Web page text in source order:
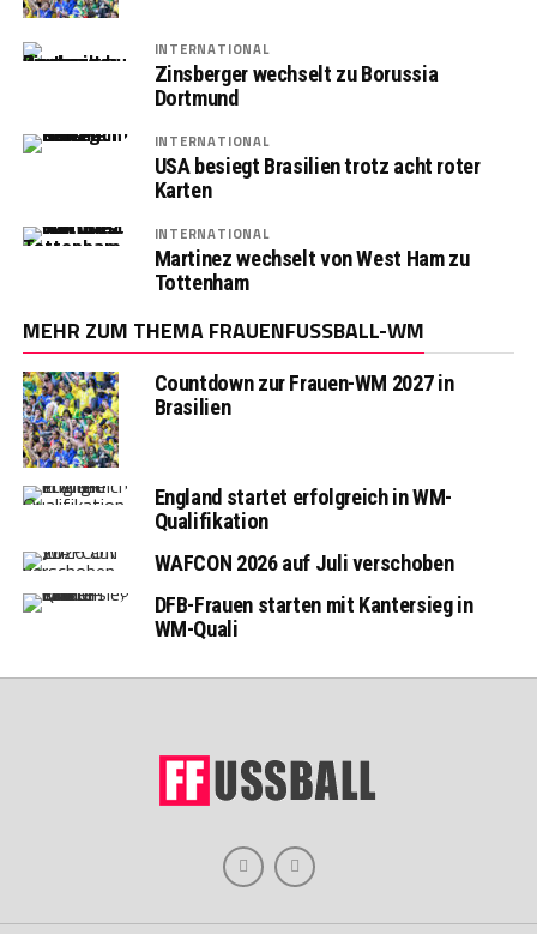
INTERNATIONAL
Zinsberger wechselt zu Borussia
Dortmund
INTERNATIONAL
USA besiegt Brasilien trotz acht roter
Karten
INTERNATIONAL
Martinez wechselt von West Ham zu
Tottenham
MEHR ZUM THEMA FRAUENFUSSBALL-WM
Countdown zur Frauen-WM 2027 in
Brasilien
England startet erfolgreich in WM-
Qualifikation
WAFCON 2026 auf Juli verschoben
DFB-Frauen starten mit Kantersieg in
WM-Quali